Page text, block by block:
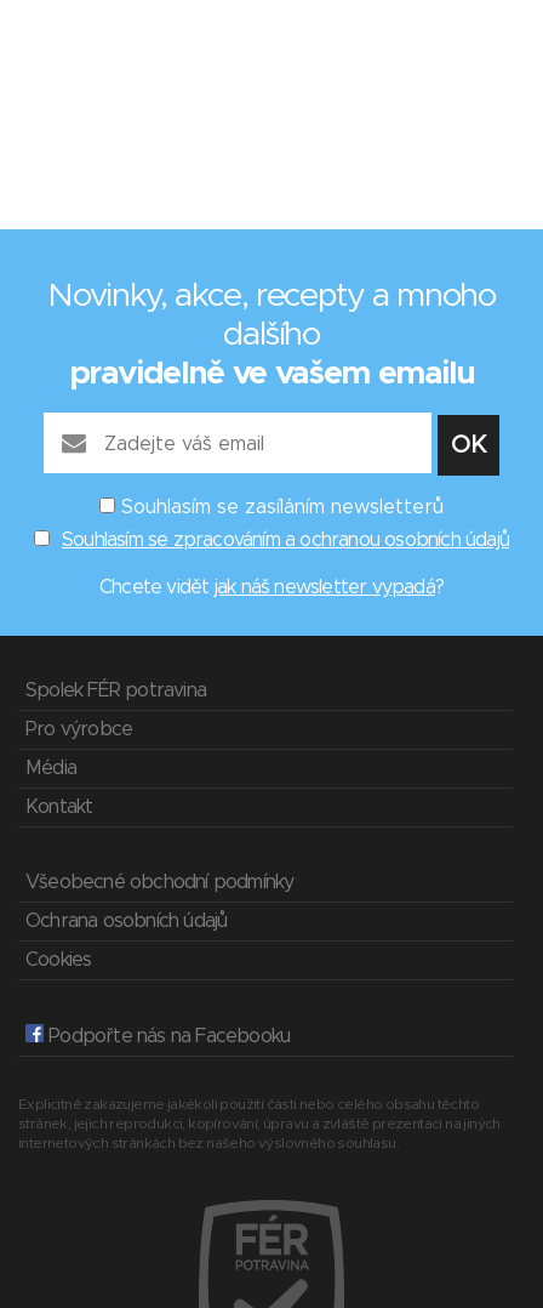
Novinky, akce, recepty a mnoho
dalšího
pravidelně ve vašem emailu
Souhlasím se zasíláním newsletterů
Souhlasím se zpracováním a ochranou osobních údajů
Chcete vidět jak náš newsletter vypadá?
Spolek FÉR potravina
Pro výrobce
Média
Kontakt
Všeobecné obchodní podmínky
Ochrana osobních údajů
Cookies
Podpořte nás na Facebooku
Explicitně zakazujeme jakékoli použití části nebo celého obsahu těchto
stránek, jejich reprodukci, kopírování, úpravu a zvláště prezentaci na jiných
internetových stránkách bez našeho výslovného souhlasu.